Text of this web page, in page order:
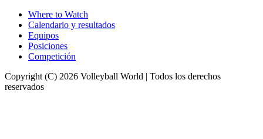
Where to Watch
Calendario y resultados
Equipos
Posiciones
Competición
Copyright (C) 2026 Volleyball World | Todos los derechos
reservados